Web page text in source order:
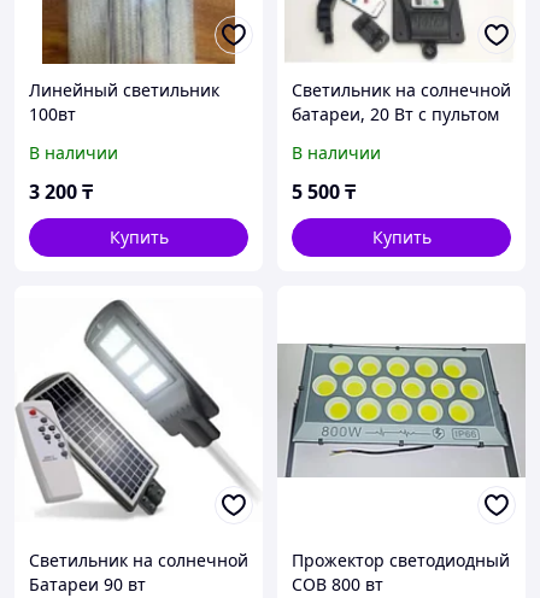
Линейный светильник
100вт
В наличии
3 200₸
Купить
Светильник на солнечной
батареи, 20 Вт с пультом
В наличии
5 500₸
Купить
Светильник на солнечной
Батареи 90 вт
Прожектор светодиодный
СОВ 800 вт